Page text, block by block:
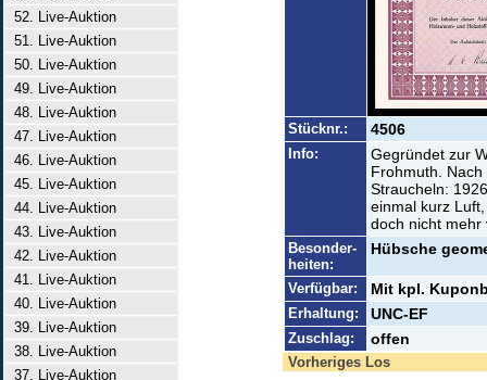
52. Live-Auktion
51. Live-Auktion
50. Live-Auktion
49. Live-Auktion
48. Live-Auktion
47. Live-Auktion
46. Live-Auktion
45. Live-Auktion
44. Live-Auktion
43. Live-Auktion
42. Live-Auktion
41. Live-Auktion
40. Live-Auktion
39. Live-Auktion
38. Live-Auktion
37. Live-Auktion
Stücknr.: 4506
Info:
Gegründet zur
Frohmuth. Nach
Straucheln:
einmal kurz
doch nicht mehr
Besonder-
heiten:
Hübsche
Verfügbar: Mit kpl.
Erhaltung: UNC-EF
Zuschlag: offen
Vorheriges Los